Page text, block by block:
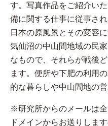
す。写真作品をご紹介い
備に関する仕事に従事さ
日本の原風景とその変容
気仙沼の中山間地域の民
なもので、それらが戦後
ます。便所や下肥の利用
的な暮らしや中山間地の
※研究所からのメールは
ドメインからお送りしま